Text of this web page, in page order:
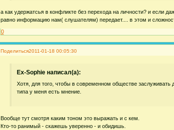
а как удержатсья в конфликте без перехода на личности? и если
равно информацию нам( слушателям) передает.... в этом и
0
Поделиться2011-01-18 00:05:30
Ex-Sophie написал(а):
Хотя, для того, чтобы в современном обществе заслуживать
типа у меня есть мнение.
Вообще тут смотря каким тоном это выражать и с кем.
Кто-то ранимый - скажешь уверенно - и обидишь.